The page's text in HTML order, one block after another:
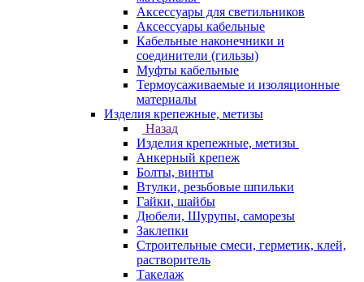
Аксессуары для светильников
Аксессуары кабельные
Кабельные наконечники и
соединители (гильзы)
Муфты кабельные
Термоусаживаемые и изоляционные
материалы
Изделия крепежные, метизы
Назад
Изделия крепежные, метизы
Анкерный крепеж
Болты, винты
Втулки, резьбовые шпильки
Гайки, шайбы
Дюбели, Шурупы, саморезы
Заклепки
Строительные смеси, герметик, клей,
растворитель
Такелаж